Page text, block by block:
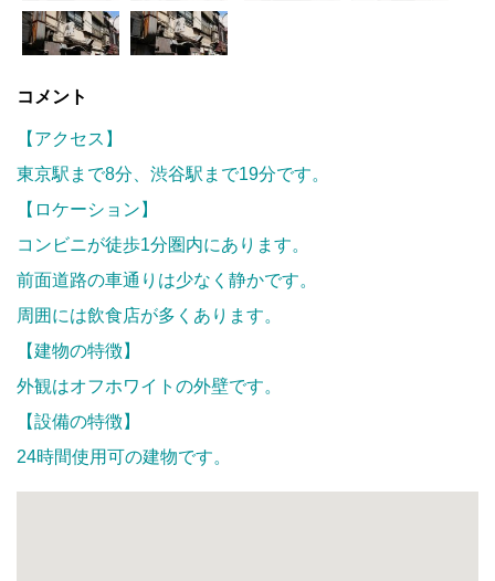
コメント
【アクセス】
東京駅まで8分、渋谷駅まで19分です。
【ロケーション】
コンビニが徒歩1分圏内にあります。
前面道路の車通りは少なく静かです。
周囲には飲食店が多くあります。
【建物の特徴】
外観はオフホワイトの外壁です。
【設備の特徴】
24時間使用可の建物です。